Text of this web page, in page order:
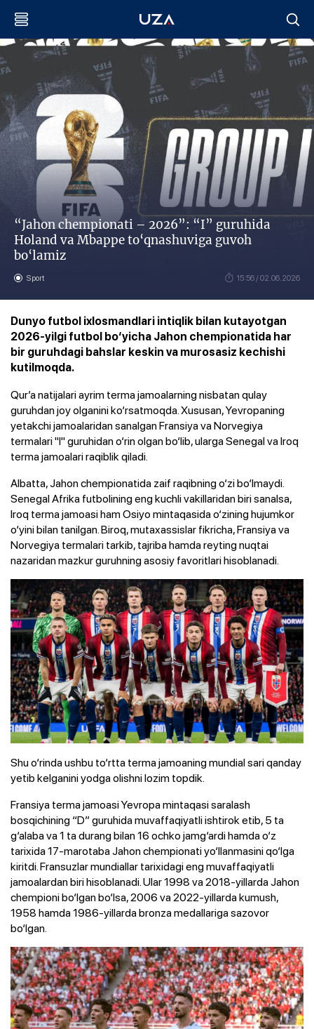
“Jahon chempionati – 2026”: “I” guruhida
Holand va Mbappe to‘qnashuviga guvoh
bo‘lamiz
Sport 15:56 / 02.06.2026
Dunyo futbol ixlosmandlari intiqlik bilan kutayotgan
2026-yilgi futbol bo‘yicha Jahon chempionatida har
bir guruhdagi bahslar keskin va murosasiz kechishi
kutilmoqda.
Qur’a natijalari ayrim terma jamoalarning nisbatan qulay
guruhdan joy olganini ko‘rsatmoqda. Xususan, Yevropaning
yetakchi jamoalaridan sanalgan Fransiya va Norvegiya
termalari "I" guruhidan o‘rin olgan bo‘lib, ularga Senegal va Iroq
terma jamoalari raqiblik qiladi.
Albatta, Jahon chempionatida zaif raqibning o‘zi bo‘lmaydi.
Senegal Afrika futbolining eng kuchli vakillaridan biri sanalsa,
Iroq terma jamoasi ham Osiyo mintaqasida o‘zining hujumkor
o‘yini bilan tanilgan. Biroq, mutaxassislar fikricha, Fransiya va
Norvegiya termalari tarkib, tajriba hamda reyting nuqtai
nazaridan mazkur guruhning asosiy favoritlari hisoblanadi.
Shu o‘rinda ushbu to‘rtta terma jamoaning mundial sari qanday
yetib kelganini yodga olishni lozim topdik.
Fransiya terma jamoasi Yevropa mintaqasi saralash
bosqichining “D” guruhida muvaffaqiyatli ishtirok etib, 5 ta
g‘alaba va 1 ta durang bilan 16 ochko jamg‘ardi hamda o‘z
tarixida 17-marotaba Jahon chempionati yo‘llanmasini qo‘lga
kiritdi. Fransuzlar mundiallar tarixidagi eng muvaffaqiyatli
jamoalardan biri hisoblanadi. Ular 1998 va 2018-yillarda Jahon
chempioni bo‘lgan bo‘lsa, 2006 va 2022-yillarda kumush,
1958 hamda 1986-yillarda bronza medallariga sazovor
bo‘lgan.